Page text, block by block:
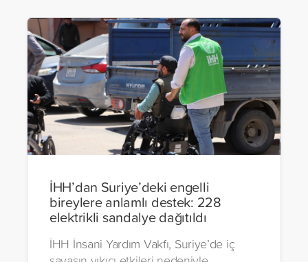
İHH’dan Suriye’deki engelli
bireylere anlamlı destek: 228
elektrikli sandalye dağıtıldı
İHH İnsani Yardım Vakfı, Suriye’de iç